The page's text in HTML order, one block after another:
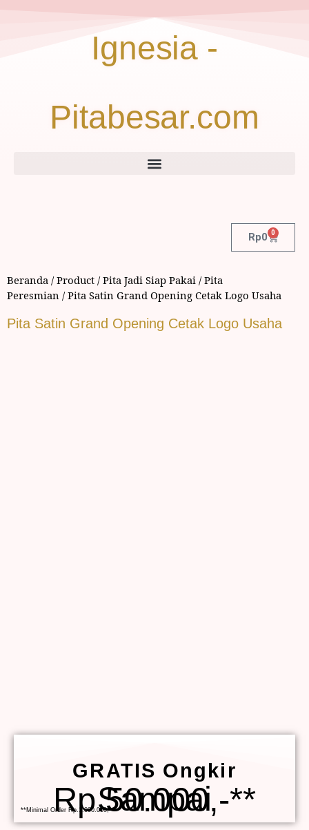
Ignesia -
Pitabesar.com
Rp0 0
Beranda /Product /Pita Jadi Siap Pakai /Pita
Peresmian / Pita Satin Grand Opening Cetak Logo Usaha
Pita Satin Grand Opening Cetak Logo Usaha
GRATIS Ongkir
Sampai Rp.50.000,-**
**Minimal Order Rp.1.000.000,-